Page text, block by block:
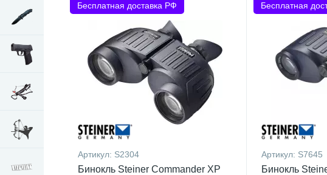
Бесплатная доставка РФ
Артикул: S2304
Бинокль Steiner Commander XP
Бесплатная
Артикул: S7645
Бинокль